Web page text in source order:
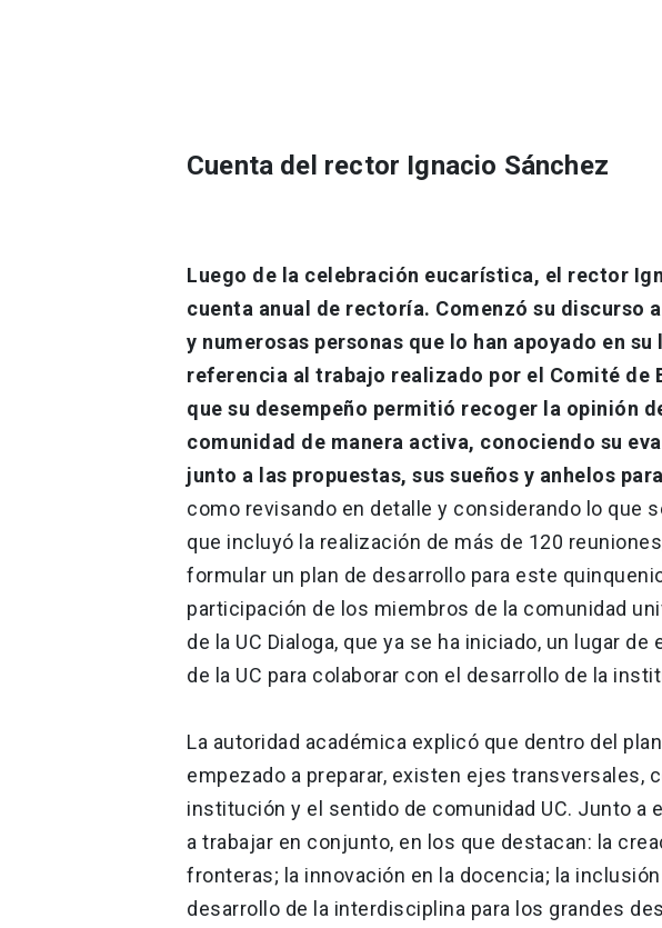
Cuenta del rector Ignacio Sánchez
Luego de la celebración eucarística, el rector
cuenta anual de rectoría. Comenzó su discurso
y numerosas personas que lo han apoyado en
referencia al trabajo realizado por el Comité de
que su desempeño permitió recoger la opinión
comunidad de manera activa, conociendo su
junto a las propuestas, sus sueños y anhelos
como revisando en detalle y considerando lo que
que incluyó la realización de más de 120
formular un plan de desarrollo para este
participación de los miembros de la comunidad
de la UC Dialoga, que ya se ha iniciado, un lugar
de la UC para colaborar con el desarrollo de la
La autoridad académica explicó que dentro del
empezado a preparar, existen ejes transversales,
institución y el sentido de comunidad UC. Junto
a trabajar en conjunto, en los que destacan: la
fronteras; la innovación en la docencia; la
desarrollo de la interdisciplina para los grandes